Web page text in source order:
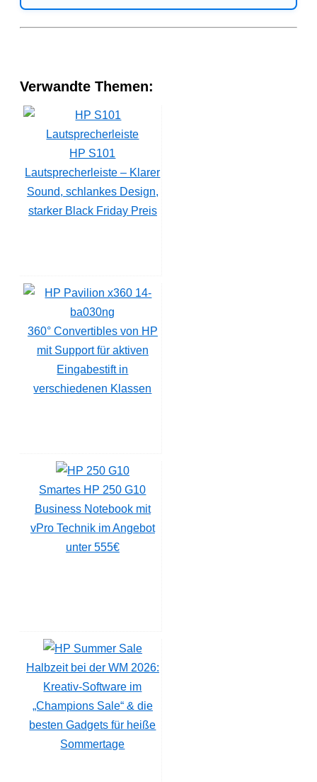
Verwandte Themen:
HP S101
Lautsprecherleiste – Klarer
Sound, schlankes Design,
starker Black Friday Preis
360° Convertibles von HP
mit Support für aktiven
Eingabestift in
verschiedenen Klassen
Smartes HP 250 G10
Business Notebook mit
vPro Technik im Angebot
unter 555€
Halbzeit bei der WM 2026:
Kreativ-Software im
„Champions Sale“ & die
besten Gadgets für heiße
Sommertage